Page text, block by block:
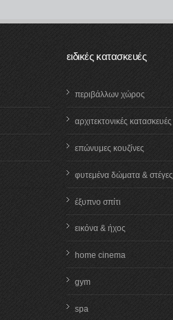
ειδικές κατασκευές
περιβάλλων χώρος
αρχιτεκτονικές κατασκευές
επώνυμες κουζίνες
φυτεμένα δώματα & στέγες
έξυπνο σπίτι
εικόνα & ήχος
home cinema
gym
spa